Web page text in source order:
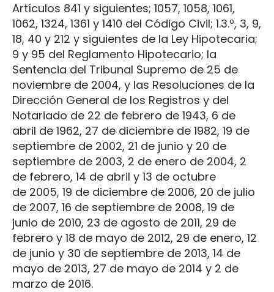
Artículos 841 y siguientes; 1057, 1058, 1061,
1062, 1324, 1361 y 1410 del Código Civil; 1.3.º, 3, 9,
18, 40 y 212 y siguientes de la Ley Hipotecaria;
9 y 95 del Reglamento Hipotecario; la
Sentencia del Tribunal Supremo de 25 de
noviembre de 2004, y las Resoluciones de la
Dirección General de los Registros y del
Notariado de 22 de febrero de 1943, 6 de
abril de 1962, 27 de diciembre de 1982, 19 de
septiembre de 2002, 21 de junio y 20 de
septiembre de 2003, 2 de enero de 2004, 2
de febrero, 14 de abril y 13 de octubre
de 2005, 19 de diciembre de 2006, 20 de julio
de 2007, 16 de septiembre de 2008, 19 de
junio de 2010, 23 de agosto de 2011, 29 de
febrero y 18 de mayo de 2012, 29 de enero, 12
de junio y 30 de septiembre de 2013, 14 de
mayo de 2013, 27 de mayo de 2014 y 2 de
marzo de 2016.